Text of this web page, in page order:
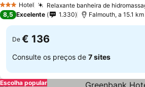
3 EstrelasHotel Relaxante banheira de
8,5 Excelente 1.330 Falmouth, a 15.1
De € 136
Consulte os preços de 7 sites
Escolha popular